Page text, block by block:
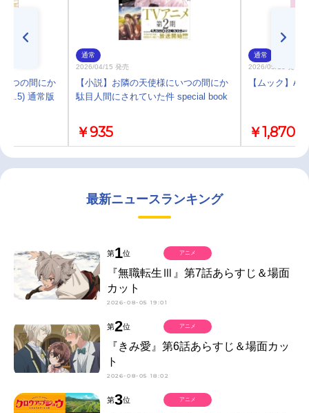
つの間にか
通常版
通常
2026/04/15 発売
【小説】お隣の天使様にいつの間にか
駄目人間にされていた件 special book
￥935
通常
2026/05/13 発売
【ムック】
￥1,870
最新ニュースランキング
第1位
『無職転生Ⅲ』第7話あらすじ＆場面
カット
2026-08-05 19:01
アニメ
第2位
『きみ愛』第6話あらすじ＆場面カッ
ト
2026-08-05 18:02
アニメ
第3位 アニメ